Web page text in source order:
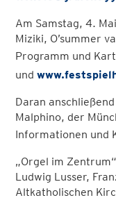
Am Samstag, 4.
Miziki, O’summer
Programm und
und
Daran
Malphino, der
Informationen und
„Orgel im
Ludwig Lusser,
Altkatholischen